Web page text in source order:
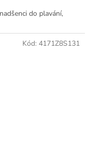
do plavání,
Kód: 4171Z8S131